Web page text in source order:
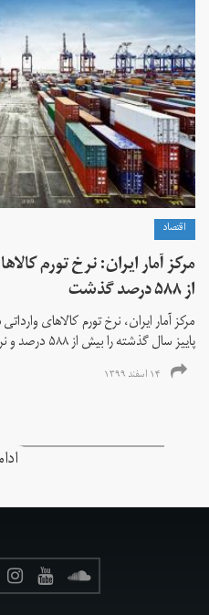
اقتصاد
مرکز آمار ایران: نرخ تورم
از ۵۸۸ درصد گذشت
مرکز آمار ایران، نرخ تورم كالاهای
پاییز سال گذشته را بیش از ۵۸۸ درصد و نرخ تورم سالانه این کالاها را بیش از...
۱۴ اسفند ۱۳۹۹